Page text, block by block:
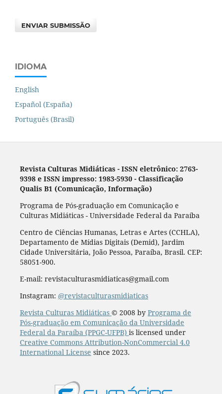
ENVIAR SUBMISSÃO
IDIOMA
English
Español (España)
Português (Brasil)
Revista Culturas Midiáticas - ISSN eletrônico: 2763-
9398 e ISSN impresso: 1983-5930 - Classificação
Qualis B1 (Comunicação, Informação)
Programa de Pós-graduação em Comunicação e
Culturas Midiáticas - Universidade Federal da Paraíba
Centro de Ciências Humanas, Letras e Artes (CCHLA),
Departamento de Mídias Digitais (Demid), Jardim
Cidade Universitária, João Pessoa, Paraíba, Brasil. CEP:
58051-900.
E-mail: revistaculturasmidiaticas@gmail.com
Instagram: @revistaculturasmidiaticas
Revista Culturas Midiáticas © 2008 by Programa de
Pós-graduação em Comunicação da Universidade
Federal da Paraíba (PPGC-UFPB) is licensed under
Creative Commons Attribution-NonCommercial 4.0
International License since 2023.